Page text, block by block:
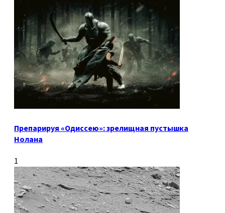
Препарируя «Одиссею»: зрелищная пустышка
Нолана
1